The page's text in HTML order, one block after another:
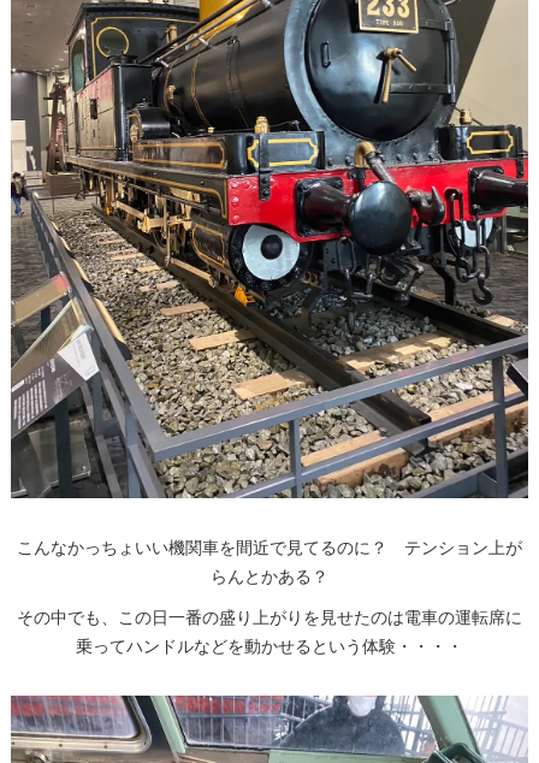
こんなかっちょいい機関車を間近で見てるのに？ テンション上が
らんとかある？
その中でも、この日一番の盛り上がりを見せたのは電車の運転席に
乗ってハンドルなどを動かせるという体験・・・・